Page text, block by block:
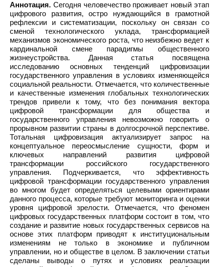
Аннотация. Сегодня человечество проживает новый этап
цифрового развития, остро нуждающийся в грамотной
рефлексии и систематизации, поскольку он связан со
сменой технологического уклада, трансформацией
механизмов экономического роста, что неизбежно ведет к
кардинальной смене парадигмы общественного
жизнеустройства. Данная статья посвящена
исследованию основных тенденций цифровизации
государственного управления в условиях изменяющейся
социальной реальности. Отмечается, что количественные
и качественные изменения глобальных технологических
трендов привели к тому, что без понимания вектора
цифровой трансформации для общества и
государственного управления невозможно говорить о
прорывном развитии страны в долгосрочной перспективе.
Тотальная цифровизация актуализирует запрос на
концептуальное переосмысление сущности, форм и
ключевых направлений развития цифровой
трансформации российского государственного
управления. Подчеркивается, что эффективность
цифровой трансформации государственного управления
во многом будет определяться целевыми ориентирами
данного процесса, которые требуют мониторинга и оценки
уровня цифровой зрелости. Отмечается, что феномен
цифровых государственных платформ состоит в том, что
создание и развитие новых государственных сервисов на
основе этих платформ приводят к институциональным
изменениям не только в экономике и публичном
управлении, но и обществе в целом. В заключении статьи
сделаны выводы о путях и условиях реализации